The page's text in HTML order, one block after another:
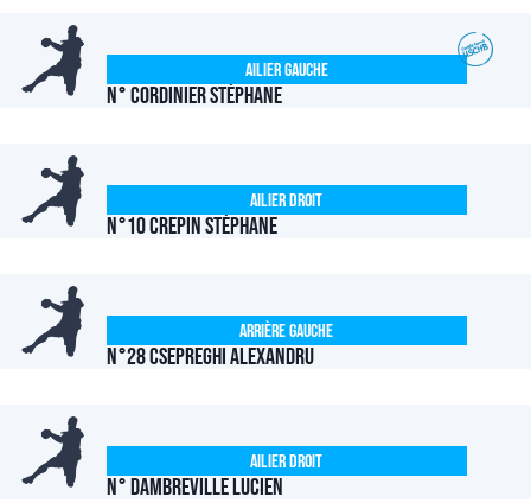
N° CORDINIER Stéphane
Ailier Gauche
N°10 CREPIN Stéphane
Ailier Droit
N°28 CSEPREGHI Alexandru
Arrière Gauche
N° DAMBREVILLE Lucien
Ailier Droit